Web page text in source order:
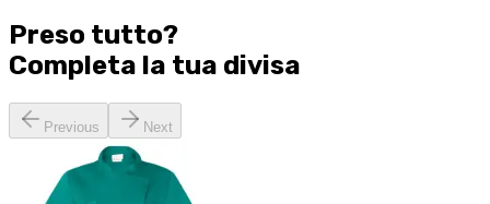
Preso tutto?
Completa la tua divisa
Previous Next